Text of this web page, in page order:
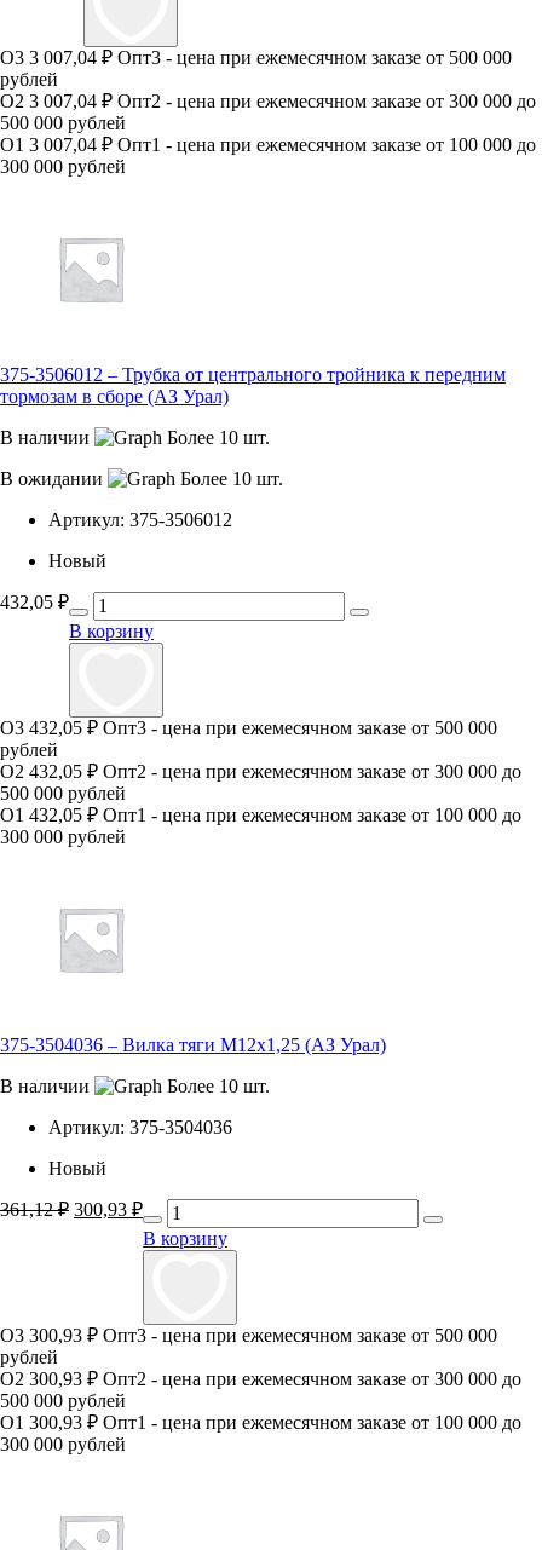
О3 3 007,04 ₽ Опт3 - цена при ежемесячном заказе от 500 000
рублей
О2 3 007,04 ₽ Опт2 - цена при ежемесячном заказе от 300 000 до
500 000 рублей
О1 3 007,04 ₽ Опт1 - цена при ежемесячном заказе от 100 000 до
300 000 рублей
375-3506012 – Трубка от центрального тройника к передним
тормозам в сборе (АЗ Урал)
В наличии
Более 10 шт.
В ожидании
Более 10 шт.
Артикул: 375-3506012
Новый
432,05 ₽
В корзину
О3 432,05 ₽ Опт3 - цена при ежемесячном заказе от 500 000
рублей
О2 432,05 ₽ Опт2 - цена при ежемесячном заказе от 300 000 до
500 000 рублей
О1 432,05 ₽ Опт1 - цена при ежемесячном заказе от 100 000 до
300 000 рублей
375-3504036 – Вилка тяги М12х1,25 (АЗ Урал)
В наличии
Более 10 шт.
Артикул: 375-3504036
Новый
361,12₽ Первоначальная
составляла
300,93 ₽ Текущая
цена:
300,93 ₽.
В корзину
О3 300,93 ₽ Опт3 - цена при ежемесячном заказе от 500 000
рублей
О2 300,93 ₽ Опт2 - цена при ежемесячном заказе от 300 000 до
500 000 рублей
О1 300,93 ₽ Опт1 - цена при ежемесячном заказе от 100 000 до
300 000 рублей